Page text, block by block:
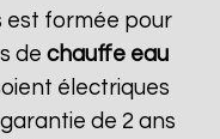
est formée pour
dechauffe eau
électriques
de 2 ans